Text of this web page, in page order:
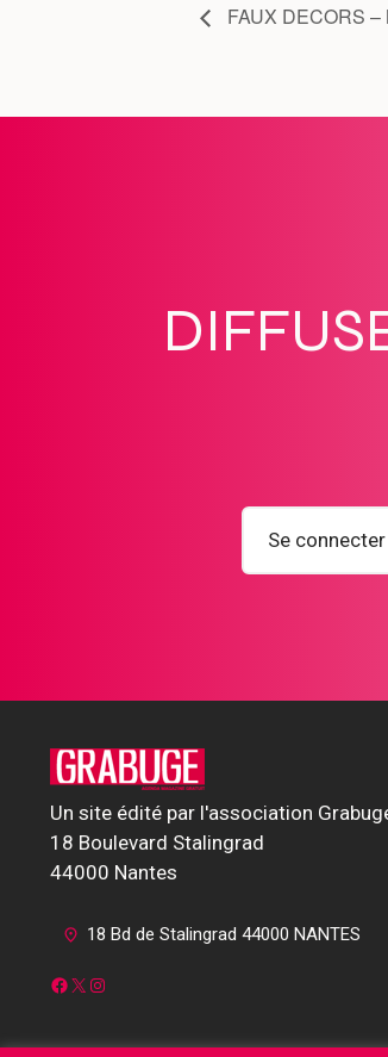
FAUX DECORS
Se
Un site édité par l'association
18 Boulevard Stalingrad
44000 Nantes
18 Bd de Stalingrad 44000 NANTES
Facebook
X Instagram